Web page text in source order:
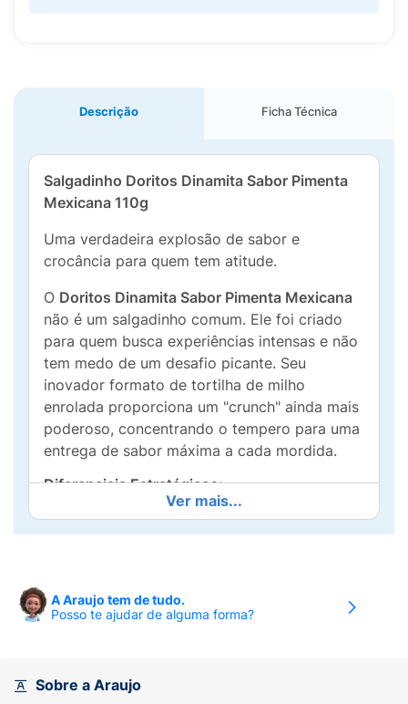
Descrição Ficha Técnica
Salgadinho Doritos Dinamita Sabor Pimenta
Mexicana 110g
Uma verdadeira explosão de sabor e
crocância para quem tem atitude.
O Doritos Dinamita Sabor Pimenta Mexicana
não é um salgadinho comum. Ele foi criado
para quem busca experiências intensas e não
tem medo de um desafio picante. Seu
inovador formato de tortilha de milho
enrolada proporciona um "crunch" ainda mais
poderoso, concentrando o tempero para uma
entrega de sabor máxima a cada mordida.
Diferenciais Estratégicos:
Formato Dinamita:As tortilhas enroladas
Intensidade Máxima:O sabor Pimenta
caliente.
Ver mais...
A Araujo tem de tudo.
Posso te ajudar de alguma forma?
Sobre a Araujo